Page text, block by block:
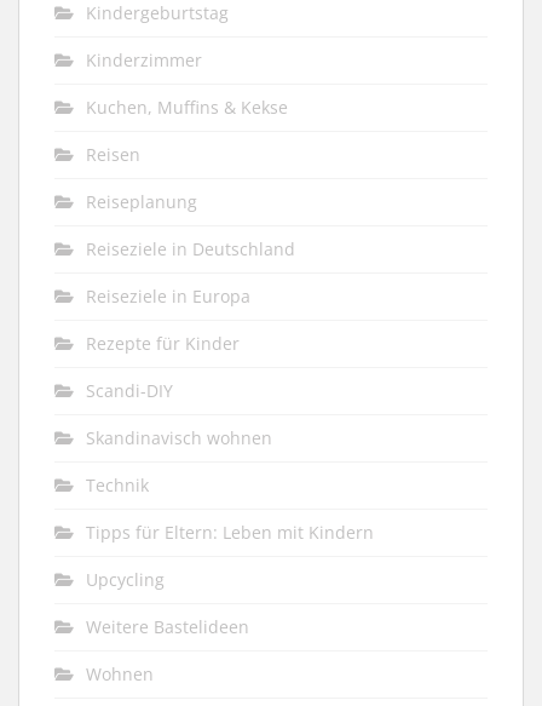
Kindergeburtstag
Kinderzimmer
Kuchen, Muffins & Kekse
Reisen
Reiseplanung
Reiseziele in Deutschland
Reiseziele in Europa
Rezepte für Kinder
Scandi-DIY
Skandinavisch wohnen
Technik
Tipps für Eltern: Leben mit Kindern
Upcycling
Weitere Bastelideen
Wohnen